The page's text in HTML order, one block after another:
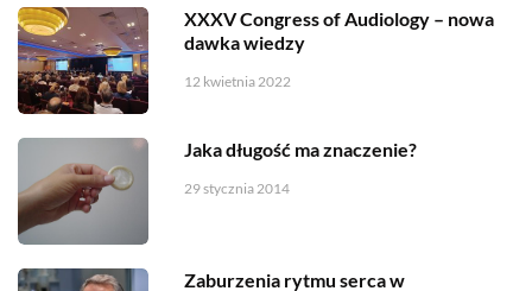
XXXV Congress of Audiology – nowa
dawka wiedzy
12 kwietnia 2022
Jaka długość ma znaczenie?
29 stycznia 2014
Zaburzenia rytmu serca w